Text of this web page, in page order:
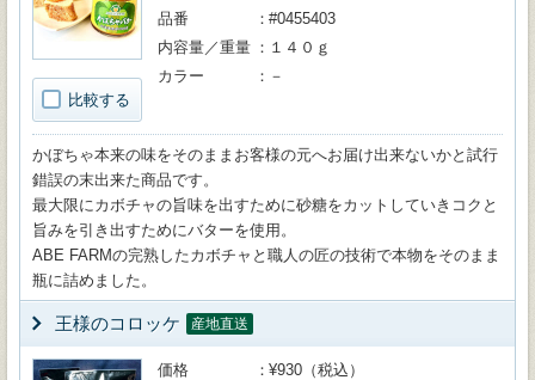
比較する
品番
#0455403
内容量／重量
１４０ｇ
カラー
－
かぼちゃ本来の味をそのままお客様の元へお届け出来ないかと試行
錯誤の末出来た商品です。
最大限にカボチャの旨味を出すために砂糖をカットしていきコクと
旨みを引き出すためにバターを使用。
ABE FARMの完熟したカボチャと職人の匠の技術で本物をそのまま
瓶に詰めました。
王様のコロッケ 産地直送
価格
¥930（税込）